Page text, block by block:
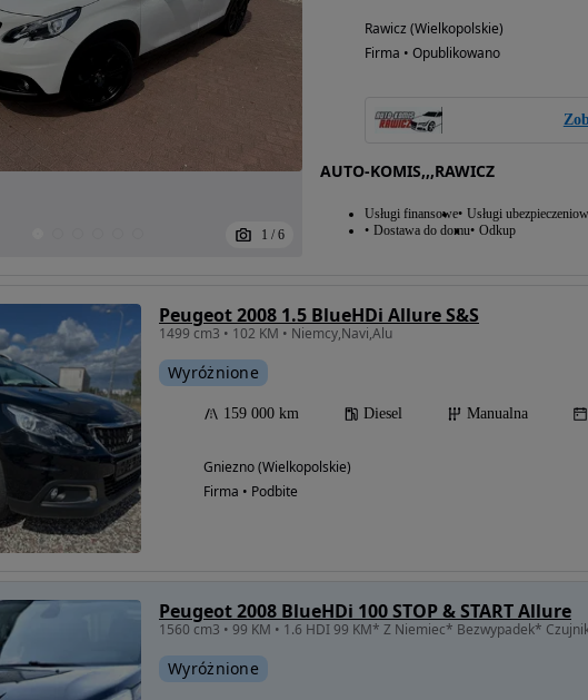
1 / 6
Rawicz (Wielkopolskie)
Firma • Opublikowano
AUTO-KOMIS,,,RAWICZ
Usługi finansowe Usługi
Dostawa do domu Odkup
Peugeot 2008 1.5 BlueHDi Allure S&S
1499 cm3 • 102 KM • Niemcy,Navi,Alu
Wyróżnione
159 000 km Diesel Manualna
Gniezno (Wielkopolskie)
Firma • Podbite
Peugeot 2008 BlueHDi 100 STOP & START Allure
1560 cm3 • 99 KM • 1.6 HDI 99 KM* Z Niemiec* Bezwypadek*
Wyróżnione